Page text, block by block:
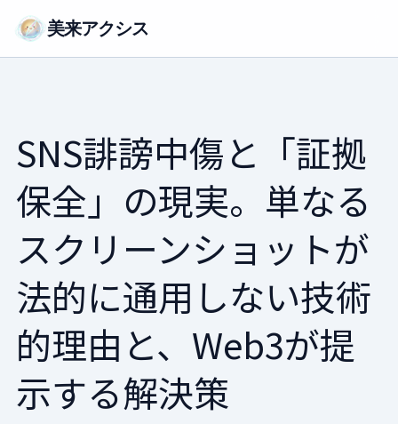
美来アクシス
SNS誹謗中傷と「証拠
保全」の現実。単なる
スクリーンショットが
法的に通用しない技術
的理由と、Web3が提
示する解決策